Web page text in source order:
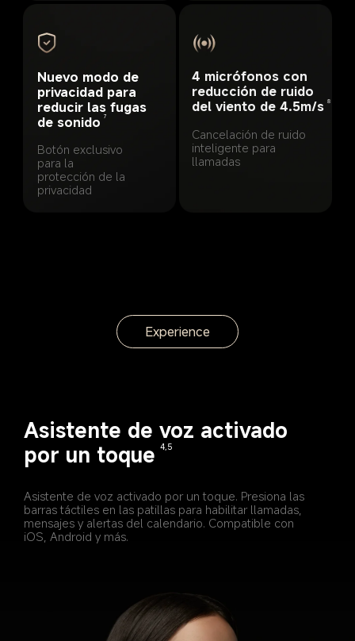
Nuevo modo de
privacidad para
reducir las fugas
de sonido 7
Botón exclusivo
para la
protección de la
privacidad
4 micrófonos con
reducción de ruido
del viento de 4.5m/s 8
Cancelación de ruido
inteligente para
llamadas
Experience
Asistente de voz activado
por un toque 4,5
Asistente de voz activado por un toque. Presiona las
barras táctiles en las patillas para habilitar llamadas,
mensajes y alertas del calendario. Compatible con
iOS, Android y más.